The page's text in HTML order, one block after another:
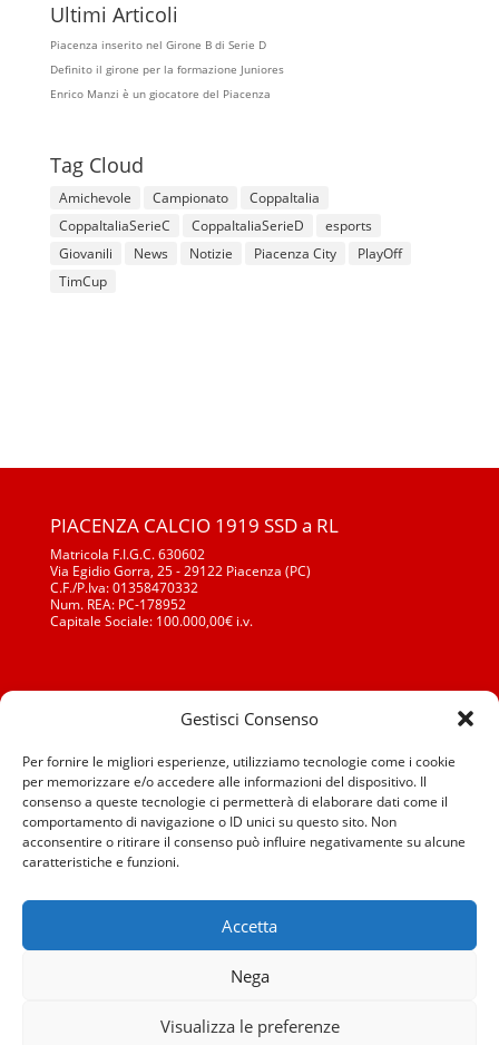
Gestisci Consenso
Per fornire le migliori esperienze, utilizziamo tecnologie come i cookie
per memorizzare e/o accedere alle informazioni del dispositivo. Il
consenso a queste tecnologie ci permetterà di elaborare dati come il
comportamento di navigazione o ID unici su questo sito. Non
acconsentire o ritirare il consenso può influire negativamente su alcune
caratteristiche e funzioni.
Accetta
Nega
Visualizza le preferenze
Ultimi Articoli
Piacenza inserito nel Girone B di Serie D
Definito il girone per la formazione Juniores
Enrico Manzi è un giocatore del Piacenza
Tag Cloud
Amichevole Campionato
CoppaItalia
CoppaItaliaSerieC
CoppaItaliaSerieD
esports
Giovanili
News Notizie Piacenza City
PlayOff
TimCup
PIACENZA CALCIO 1919 SSD a RL
Matricola F.I.G.C. 630602
Via Egidio Gorra, 25 - 29122 Piacenza (PC)
C.F./P.Iva: 01358470332
Num. REA: PC-178952
Capitale Sociale: 100.000,00€ i.v.
Segreteria Generale: Tel./Fax: 0523 652210
settore.giovanile@piacenzacalcio.it
Progettato e Sviluppato da Piacenza Calcio 1919 SSD a RL